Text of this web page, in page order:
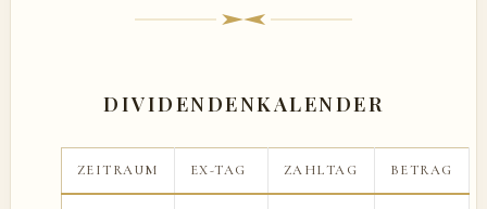
DIVIDENDENKALENDER
ZEITRAUM EX-TAG ZAHLTAG BETRAG